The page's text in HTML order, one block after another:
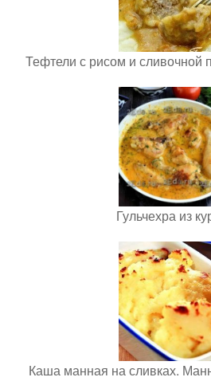
Тефтели с рисом и сливочной
Гульчехра из
Каша манная на сливках.